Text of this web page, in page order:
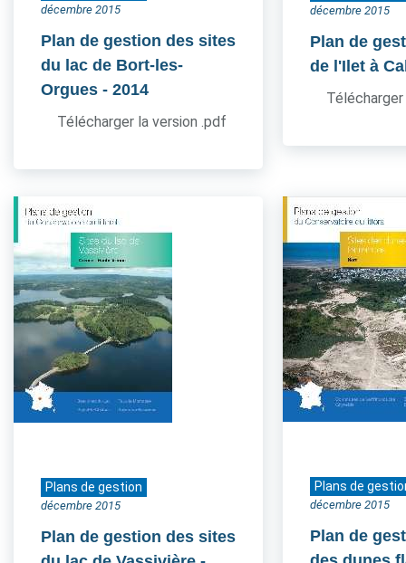
décembre 2015
Plan de gestion des sites
du lac de Bort-les-
Orgues - 2014
Télécharger la version .pdf
décembre 2015
Plan de
de l'Ilet à
Plans de gestion
décembre 2015
Plan de gestion des sites
Plans de
décembre 2015
Plan de